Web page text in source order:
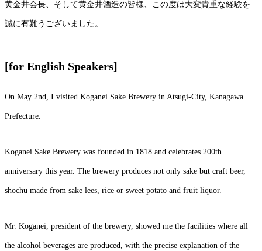
黄金井会長、そして黄金井酒造の皆様、この度は大変貴重な経験を
誠に有難うございました。
[for English Speakers]
On May 2nd, I visited Koganei Sake Brewery in Atsugi-City, Kanagawa
Prefecture.
Koganei Sake Brewery was founded in 1818 and celebrates 200th
anniversary this year. The brewery produces not only sake but craft beer,
shochu made from sake lees, rice or sweet potato and fruit liquor.
Mr. Koganei, president of the brewery, showed me the facilities where all
the alcohol beverages are produced, with the precise explanation of the